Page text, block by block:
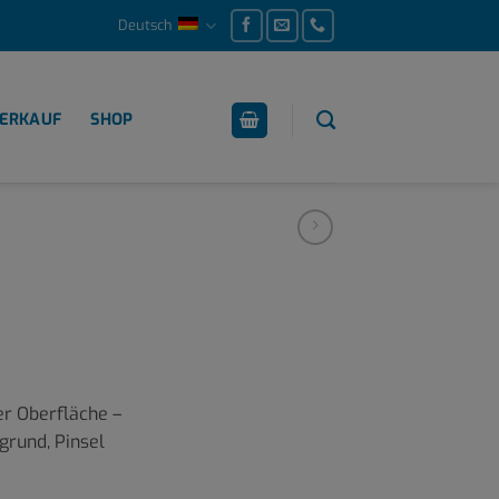
Deutsch
SHOP
Oberfläche –
Pinsel